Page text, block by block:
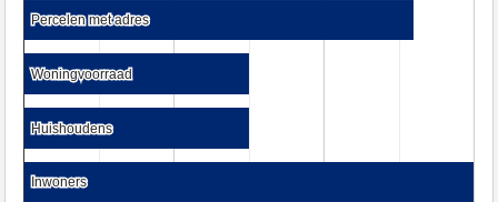
Percelen met adres
Percelen met adres
Woningvoorraad
Woningvoorraad
Huishoudens
Huishoudens
Inwoners
Inwoners